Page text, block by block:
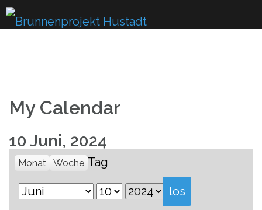
Skip
My Calendar
10 Juni, 2024
Monat Woche Tag
Monat
Tag
Jahr